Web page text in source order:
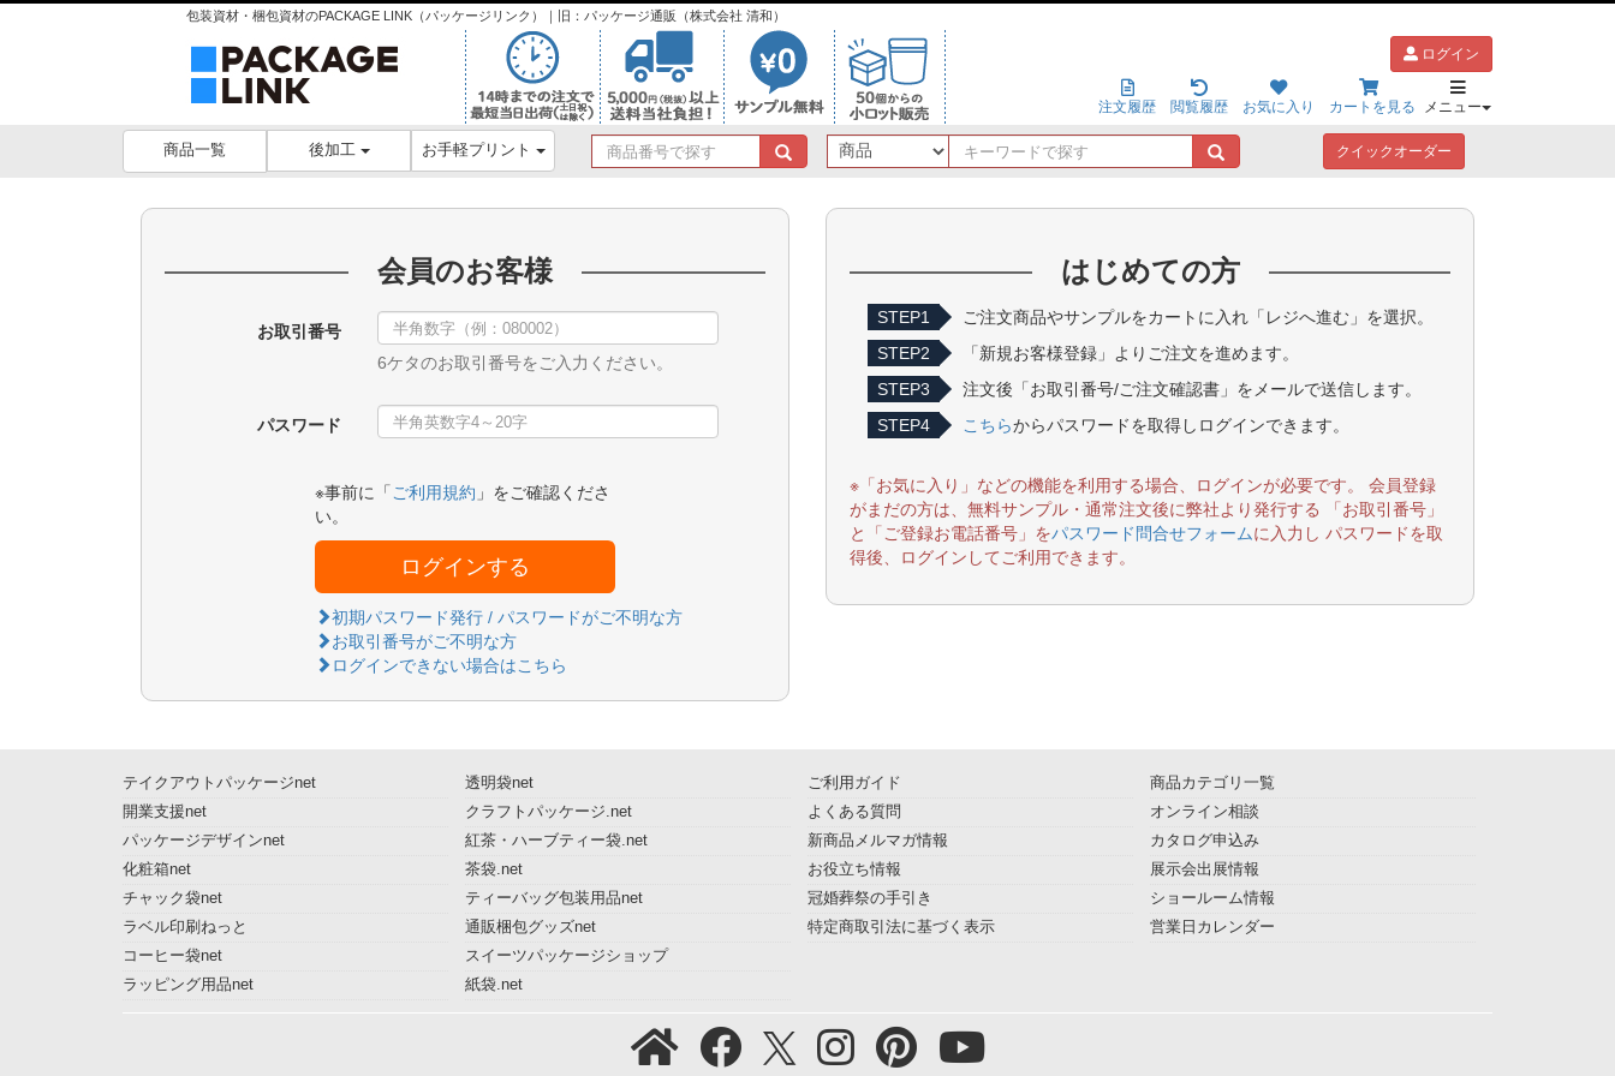
包装資材・梱包資材のPACKAGE LINK（パッケージリンク）｜旧：パッケージ通販（株式会社 清和）
ログイン
注文履歴 閲覧履歴 お気に入り カートを見る メニュー
商品一覧 後加工 お手軽プリント
商
品
キ
ー
で
探
す
クイックオーダー
会員のお客様
お取引番号
6ケタのお取引番号をご入力ください。
パスワード
※事前に「 ご利用規約 」をご確認くださ
い。
ログインする
初期パスワード発行 / パスワードがご不明な方
お取引番号がご不明な方
ログインできない場合はこちら
はじめての方
STEP1
ご注文商品やサンプルをカートに入れ「レジへ進む」を選択。
STEP2
「新規お客様登録」よりご注文を進めます。
STEP3
注文後「お取引番号/ご注文確認書」をメールで送信します。
STEP4
こちらからパスワードを取得しログインできます。
※「お気に入り」などの機能を利用する場合、ログインが必要です。 会員登録
がまだの方は、無料サンプル・通常注文後に弊社より発行する 「お取引番号」
と「ご登録お電話番号」をパスワード問合せフォームに入力し パスワードを取
得後、ログインしてご利用できます。
テイクアウトパッケージnet
開業支援net
パッケージデザインnet
化粧箱net
チャック袋net
ラベル印刷ねっと
コーヒー袋net
ラッピング用品net
透明袋net
クラフトパッケージ.net
紅茶・ハーブティー袋.net
茶袋.net
ティーバッグ包装用品net
通販梱包グッズnet
スイーツパッケージショップ
紙袋.net
ご利用ガイド
よくある質問
新商品メルマガ情報
お役立ち情報
冠婚葬祭の手引き
特定商取引法に基づく表示
商品カテゴリ一覧
オンライン相談
カタログ申込み
展示会出展情報
ショールーム情報
営業日カレンダー